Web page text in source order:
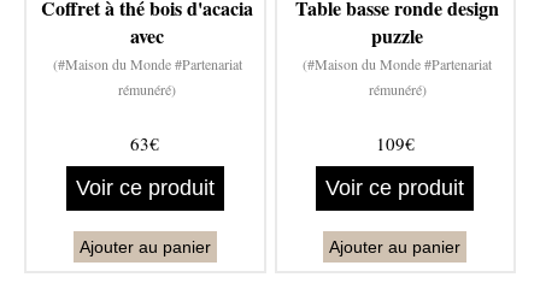
Coffret à thé bois d'acacia
avec
(#Maison du Monde #Partenariat
rémunéré)
63€
Voir ce produit
Ajouter au panier
Table basse ronde design
puzzle
(#Maison du Monde #Partenariat
rémunéré)
109€
Voir ce produit
Ajouter au panier